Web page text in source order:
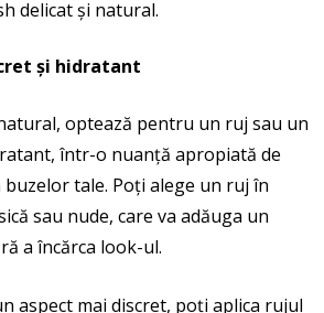
delicat și natural.
și hidratant
optează pentru un ruj sau un
într-o nuanță apropiată de
tale. Poți alege un ruj în
sau nude, care va adăuga un
a încărca look-ul.
aspect mai discret, poți aplica rujul